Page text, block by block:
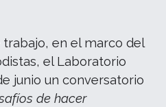
en el marco del
el Laboratorio
junio un conversatorio
de hacer